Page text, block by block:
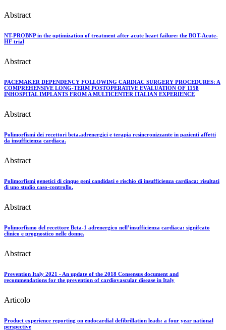
Abstract
NT-PROBNP in the optimization of treatment after acute heart failure: the BOT-Acute-
HF trial
Abstract
PACEMAKER DEPENDENCY FOLLOWING CARDIAC SURGERY PROCEDURES: A
COMPREHENSIVE LONG-TERM POSTOPERATIVE EVALUATION OF 1158
INHOSPITAL IMPLANTS FROM A MULTICENTER ITALIAN EXPERIENCE
Abstract
Polimorfismi dei recettori beta.adrenergici e terapia resincronizzante in pazienti affetti
da insufficienza cardiaca.
Abstract
Polimorfismi genetici di cinque geni candidati e rischio di insufficienza cardiaca: risultati
di uno studio caso-controllo.
Abstract
Polimorfismo del recettore Beta-1 adrenergico nell’insufficienza cardiaca: signifcato
clinico e prognostico nelle donne.
Abstract
Prevention Italy 2021 - An update of the 2018 Consensus document and
recommendations for the prevention of cardiovascular disease in Italy
Articolo
Product experience reporting on endocardial defibrillation leads: a four year national
perspective